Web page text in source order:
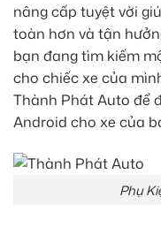
nâng cấp tuyệt vời
toàn hơn và tận
bạn đang tìm kiếm
cho chiếc xe của
Thành Phát Auto để
Android cho xe của
Phụ